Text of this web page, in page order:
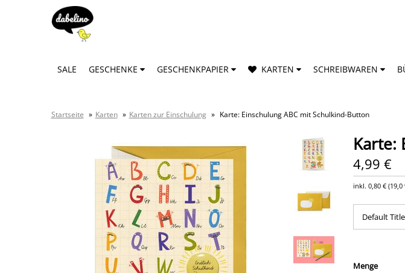
SALE GESCHENKE GESCHENKPAPIER KARTEN SCHREIBWAREN
Startseite » Karten » Karten zur Einschulung » Karte: Einschulung ABC mit Schulkind-Button
Karte:
4,99 €
inkl. 0,80 €(19,0
Menge